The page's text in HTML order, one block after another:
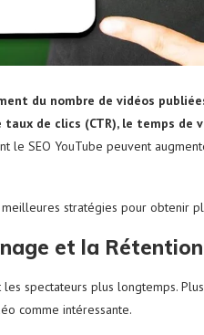
du nombre de vidéos
de clics (CTR), le temps de
le SEO YouTube peuvent
stratégies pour obtenir
et la Rétention
spectateurs plus longtemps.
comme intéressante.